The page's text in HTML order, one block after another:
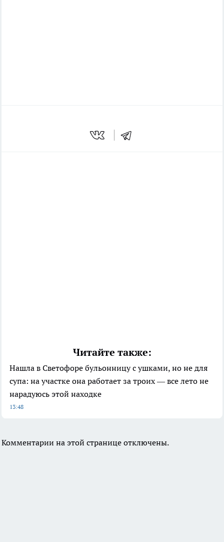
Читайте также:
Нашла в Светофоре бульонницу с ушками, но не для
супа: на участке она работает за троих — все лето не
нарадуюсь этой находке
13:48
Комментарии на этой странице отключены.